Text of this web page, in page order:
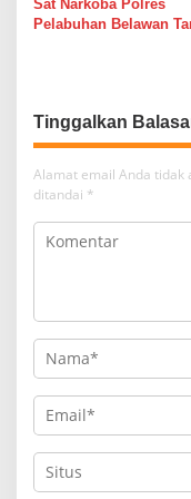
Sat Narkoba Polres
Pelabuhan Belawan
Tinggalkan
Alamat email Anda tidak
ditandai *